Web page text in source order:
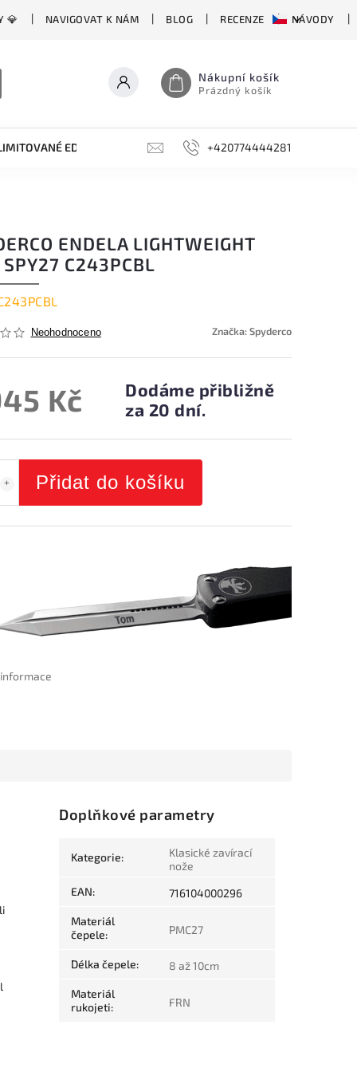
💎 NAVIGOVAT K NÁM BLOG RECENZE NÁVODY
Nákupní košík
Prázdný košík
EDICE BROUSKY, BRUSKY, OCÍLKY
+420774444281
ENDELA LIGHTWEIGHT
SPY27 C243PCBL
Neohodnoceno Značka:Spyderco
Kč
Dodáme přibližně
za 20 dní.
Přidat do košíku
Doplňkové parametry
Kategorie:
Klasické zavírací
nože
EAN: 716104000296
Materiál
čepele: PMC27
Délka čepele: 8 až 10cm
Materiál
rukojeti: FRN